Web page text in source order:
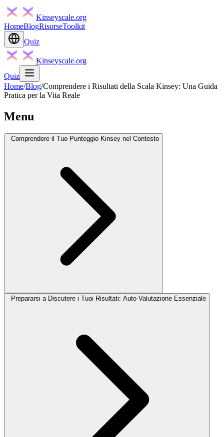
Kinseyscale.org
HomeBlogRisorseToolkit
Quiz
Kinseyscale.org
Quiz
Home/Blog/Comprendere i Risultati della Scala Kinsey: Una Guida
Pratica per la Vita Reale
Menu
Comprendere il Tuo Punteggio Kinsey nel Contesto
Prepararsi a Discutere i Tuoi Risultati: Auto-Valutazione Essenziale